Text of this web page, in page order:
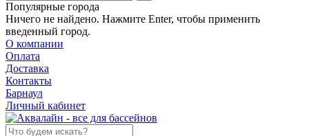
Популярные города
Ничего не найдено. Нажмите Enter, чтобы применить
введенный город.
О компании
Оплата
Доставка
Контакты
Барнаул
Личный кабинет